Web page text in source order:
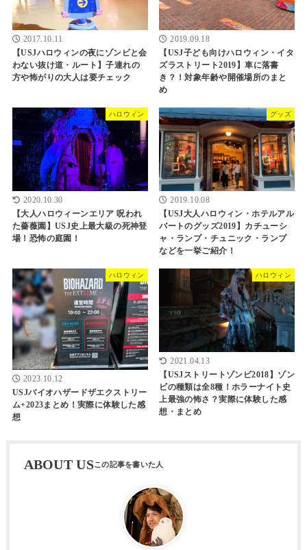
2017.10.11
【USJハロウィンの夜にゾンビと会
わない抜け道・ルート】子連れの
方や怖がりの大人は要チェック
2019.09.18
【USJ子ども向けハロウィン・イタ
ズラストリート2019】車に落書
き？！対象年齢や開催場所のまと
め
ハロウィン
2020.10.30
【大人ハロウィーンエリア 呪われ
た薔薇園】USJ史上最大級の死神登
場！恐怖の庭園！
グッズ
2019.10.08
【USJ大人ハロウィン・ホテルアル
バートのグッズ2019】カチューシ
ャ・ランプ・チュニック・ランプ
などを一挙ご紹介！
ハロウィン
2023.10.12
USJバイオハザードザエクストリー
ム+2023まとめ！実際に体験した感
想
ハロウィン
2021.04.13
【USJストリートゾンビ2018】ゾン
ビの種類は全8種！ホラーナイト史
上最強の怖さ？実際に体験した感
想・まとめ
ABOUT US